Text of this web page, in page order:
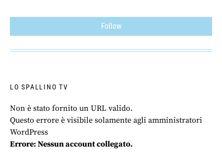
Follow
LO SPALLINO TV
Non è stato fornito un URL valido.
Questo errore è visibile solamente agli amministratori
WordPress
Errore: Nessun account collegato.